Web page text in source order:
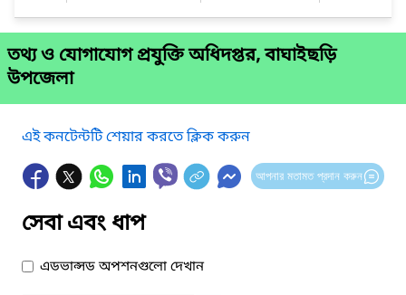
তথ্য ও যোগাযোগ প্রযুক্তি অধিদপ্তর, বাঘাইছড়ি
উপজেলা
এই কনটেন্টটি শেয়ার করতে ক্লিক করুন
আপনার মতামত প্রদান করুন
সেবা এবং ধাপ
এডভান্সড অপশনগুলো দেখান